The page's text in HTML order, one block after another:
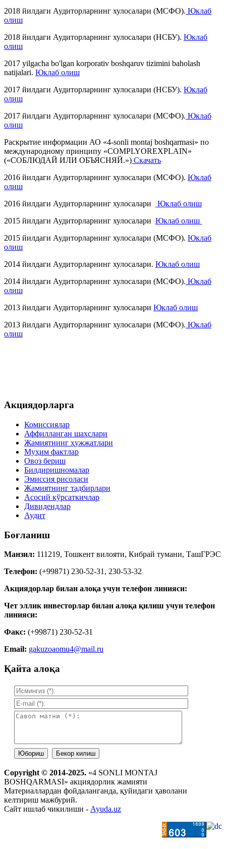
2018 йилдаги Аудиторларнинг хулосалари (МСФО). Юклаб
олиш
2018 йилдаги Аудиторларнинг хулосалари (НСБУ). Юклаб
олиш
2017 yilgacha bo'lgan korporativ boshqaruv tizimini baholash
natijalari. Юклаб олиш
2017 йилдаги Аудиторларнинг хулосалари (НСБУ). Юклаб
олиш
2017 йилдаги Аудиторларнинг хулосалари (МСФО). Юклаб
олиш
Раскрытие информации АО «4-sonli montaj boshqarmasi» по
международному принципу «COMPLYOREXPLAIN»
(«СОБЛЮДАЙ ИЛИ ОБЪЯСНЯЙ.») Скачать
2016 йилдаги Аудиторларнинг хулосалари (МСФО). Юклаб
олиш
2016 йилдаги Аудиторларнинг хулосалари
Юклаб олиш
2015 йилдаги Аудиторларнинг хулосалари Юклаб олиш
2015 йилдаги Аудиторларнинг хулосалари (МСФО). Юклаб
олиш
2014 йилдаги Аудиторларнинг хулосалари. Юклаб олиш
2014 йилдаги Аудиторларнинг хулосалари (МСФО). Юклаб
олиш
2013 йилдаги Аудиторларнинг хулосалари Юклаб олиш
2013 йилдаги Аудиторларнинг хулосалари (МСФО). Юклаб
олиш
Акциядорларга
Комиссиялар
Аффилланган шахслари
Жамиятнинг ҳужжатлари
Муҳим фактлар
Овоз бериш
Билдиришномалар
Эмиссия рисоласи
Жамиятнинг тадбирлари
Асосий кўрсаткичлар
Дивидендлар
Аудит
Боғланиш
Манзил: 111219, Тошкент вилояти, Кибрай тумани, ТашГРЭС
Телефон: (+99871) 230-52-31, 230-53-32
Акциядорлар билан алоқа учун телефон линияси:
Чет эллик инвесторлар билан алоқа қилиш учун телефон
линияси:
Факс: (+99871) 230-52-31
Email: gakuzoaomu4@mail.ru
Қайта алоқа
Copyright © 2014-2025. «4 SONLI MONTAJ
BOSHQARMASI» акциядорлик жамияти
Материаллардан фойдаланганда, қуйидаги ҳаволани
келтириш мажбурий.
Сайт ишлаб чикилиши - Ayuda.uz